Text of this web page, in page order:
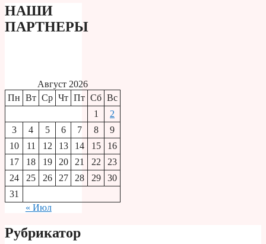
НАШИ
ПАРТНЕРЫ
Август 2026
Пн Вт Ср Чт Пт Сб Вс
1
2
3
4 5 6 7 8
9
10
11 12 13 14 15
16
17
18 19 20 21 22
23
24
25 26 27 28 29
30
31
« Июл
Рубрикатор